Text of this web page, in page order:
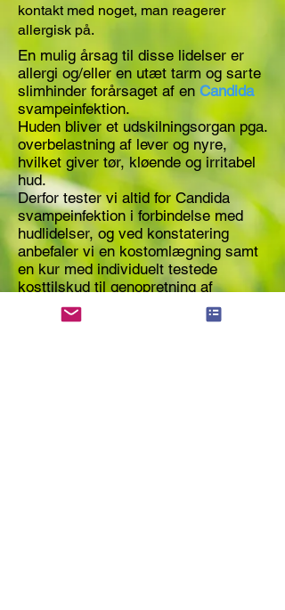
kontakt med noget, man reagerer
allergisk på.
En mulig årsag til disse lidelser er
allergi og/eller en utæt tarm og sarte
slimhinder forårsaget af en Candida
svampeinfektion.
Huden bliver et udskilningsorgan pga.
overbelastning af lever og nyre,
hvilket giver tør, kløende og irritabel
hud.
Derfor tester vi altid for Candida
svampeinfektion i forbindelse med
hudlidelser, og ved konstatering
anbefaler vi en kostomlægning samt
en kur med individuelt testede
kosttilskud til genopretning af
mikroflora og slimhinder.